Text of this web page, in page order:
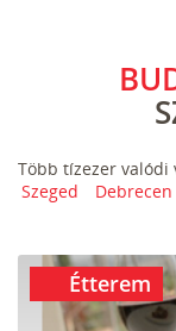
Több tízezer valódi
Szeged
Debrecen
Étterem